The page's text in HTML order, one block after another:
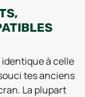
à celle
tes anciens
La plupart